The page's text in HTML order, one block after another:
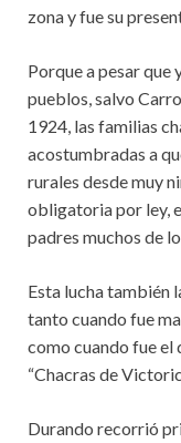
zona y fue su
Porque a pesar que
pueblos, salvo
1924, las familias
acostumbradas a
rurales desde muy
obligatoria por ley,
padres muchos de
Esta lucha también
tanto cuando fue
como cuando fue el
“Chacras de
Durando recorrió